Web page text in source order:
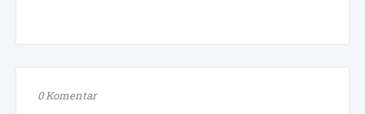
0 Komentar